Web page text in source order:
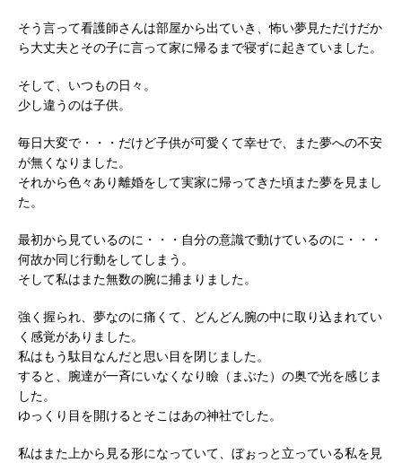
そう言って看護師さんは部屋から出ていき、怖い夢見ただけだか
ら大丈夫とその子に言って家に帰るまで寝ずに起きていました。
そして、いつもの日々。
少し違うのは子供。
毎日大変で・・・だけど子供が可愛くて幸せで、また夢への不安
が無くなりました。
それから色々あり離婚をして実家に帰ってきた頃また夢を見まし
た。
最初から見ているのに・・・自分の意識で動けているのに・・・
何故か同じ行動をしてしまう。
そして私はまた無数の腕に捕まりました。
強く握られ、夢なのに痛くて、どんどん腕の中に取り込まれてい
く感覚がありました。
私はもう駄目なんだと思い目を閉じました。
すると、腕達が一斉にいなくなり瞼（まぶた）の奥で光を感じま
した。
ゆっくり目を開けるとそこはあの神社でした。
私はまた上から見る形になっていて、ぼぉっと立っている私を見